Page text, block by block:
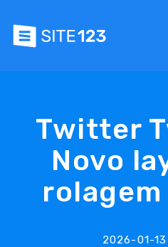
Twitter
Novo
2026-01-